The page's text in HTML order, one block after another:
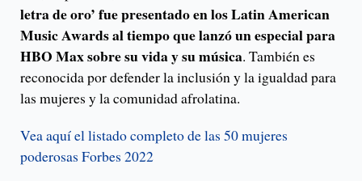
letra de oro’ fue presentado en los Latin American
Music Awards al tiempo que lanzó un especial para
HBO Max sobre su vida y su música. También es
reconocida por defender la inclusión y la igualdad para
las mujeres y la comunidad afrolatina.
Vea aquí el listado completo de las 50 mujeres
poderosas Forbes 2022